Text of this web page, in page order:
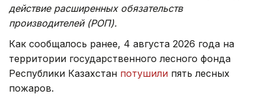
действие расширенных обязательств
производителей (РОП).
Как сообщалось ранее, 4 августа 2026 года на
территории государственного лесного фонда
Республики Казахстан потушили пять лесных
пожаров.